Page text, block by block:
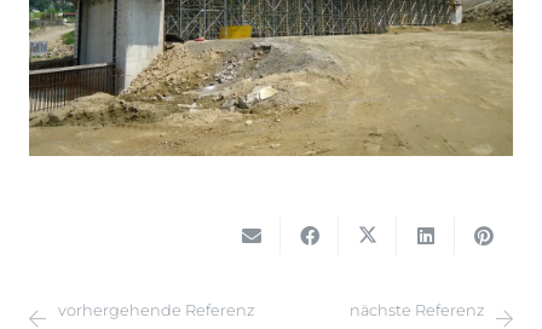
vorhergehende Referenz nächste Referenz